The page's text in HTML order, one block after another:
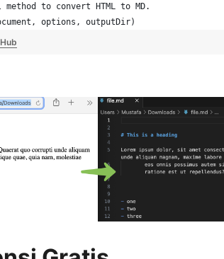
to convert HTML to MD.
options, outputDir)